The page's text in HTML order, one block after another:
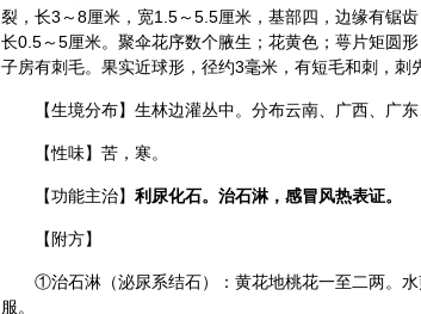
裂，长3～8厘米，宽1.5～5.5厘米，基部四，边缘有锯
长0.5～5厘米。聚伞花序数个腋生；花黄色；萼片矩圆
子房有刺毛。果实近球形，径约3毫米，有短毛和刺，刺
【生境分布】生林边灌丛中。分布云南、广西、广东
【性味】苦，寒。
【功能主治】 利尿化石。治石淋，感冒风热表证。
【附方】
①治石淋（泌尿系结石）：黄花地桃花一至二两。
服。